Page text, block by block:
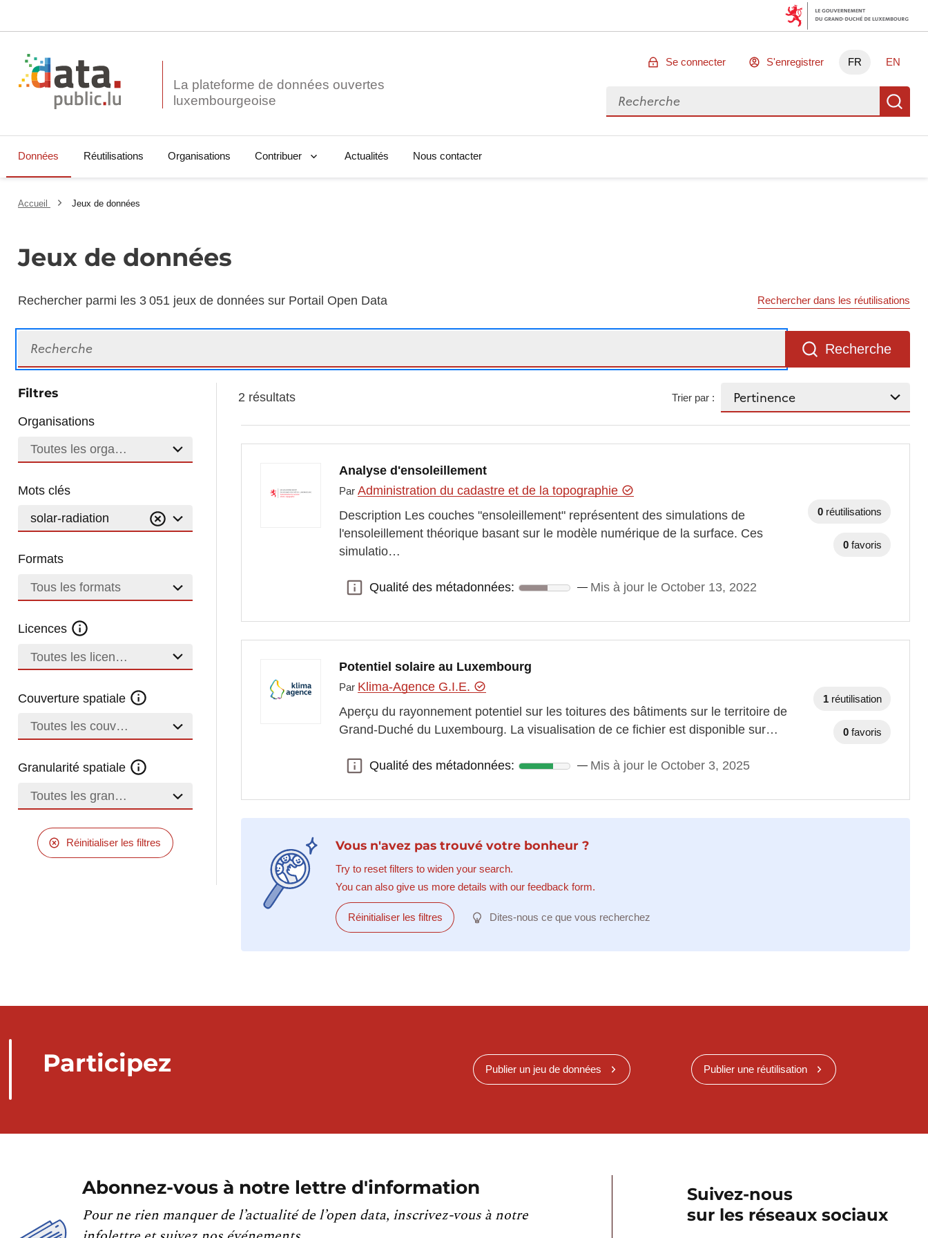
La plateforme de données ouvertes
Se connecter S'enregistrer FR EN
Rechercher des données
Données Réutilisations Organisations Contribuer Actualités Nous contacter
Accueil Jeux de données
Jeux de données
Rechercher parmi les 3 051 jeux de données sur Portail Open Data Rechercher dans les réutilisations
Recherche
Filtres
Organisations
Toutes les organisations
Mots clés
solar-radiation
Formats
Tous les formats
Licences
Toutes les licences
Couverture spatiale
Toutes les couvertures
Granularité spatiale
Toutes les granularités
Réinitialiser les filtres
2 résultats Trier par :
Analyse d'ensoleillement
ParAdministration du cadastre et de la topographie
Description Les couches "ensoleillement" représentent des simulations de
l'ensoleillement théorique basant sur le modèle numérique de la surface. Ces
simulatio…
Qualité des métadonnées:
Qualité des métadonnées: Mis à jour le October 13, 2022
0 réutilisations
0 favoris
Potentiel solaire au Luxembourg
Par Klima-Agence G.I.E.
Aperçu du rayonnement potentiel sur les toitures des bâtiments sur le territoire de
Grand-Duché du Luxembourg. La visualisation de ce fichier est disponible sur…
Qualité des métadonnées:
Qualité des métadonnées: Mis à jour le October 3, 2025
1 réutilisation
0 favoris
Vous n'avez pas trouvé votre bonheur ?
Try to reset filters to widen your search.
You can also give us more details with our feedback form.
Réinitialiser les filtres Dites-nous ce que vous recherchez
Participez Publier un jeu de données Publier une réutilisation
Abonnez-vous à notre lettre d'information
Pour ne rien manquer de l’actualité de l’open data, inscrivez-vous à notre
Suivez-nous
sur les réseaux sociaux